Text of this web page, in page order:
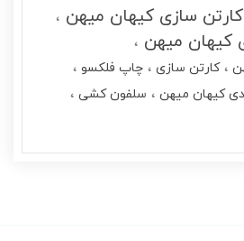
کارتن سازی کیهان میهن
کیهان میهن
کارتن سازی
چاپ فلکسو
کیهان میهن
سلفون کشی